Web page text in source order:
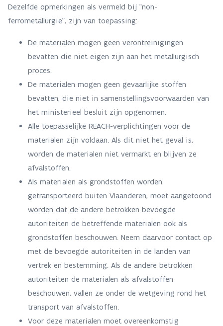
Dezelfde opmerkingen als vermeld bij “non-
ferrometallurgie”, zijn van toepassing:
De materialen mogen geen verontreinigingen
bevatten die niet eigen zijn aan het metallurgisch
proces.
De materialen mogen geen gevaarlijke stoffen
bevatten, die niet in samenstellingsvoorwaarden van
het ministerieel besluit zijn opgenomen.
Alle toepasselijke REACH-verplichtingen voor de
materialen zijn voldaan. Als dit niet het geval is,
worden de materialen niet vermarkt en blijven ze
afvalstoffen.
Als materialen als grondstoffen worden
getransporteerd buiten Vlaanderen, moet aangetoond
worden dat de andere betrokken bevoegde
autoriteiten de betreffende materialen ook als
grondstoffen beschouwen. Neem daarvoor contact op
met de bevoegde autoriteiten in de landen van
vertrek en bestemming. Als de andere betrokken
autoriteiten de materialen als afvalstoffen
beschouwen, vallen ze onder de wetgeving rond het
transport van afvalstoffen.
Voor deze materialen moet overeenkomstig